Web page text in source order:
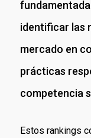
identificar las
mercado en
prácticas
competencia
Estos rankings